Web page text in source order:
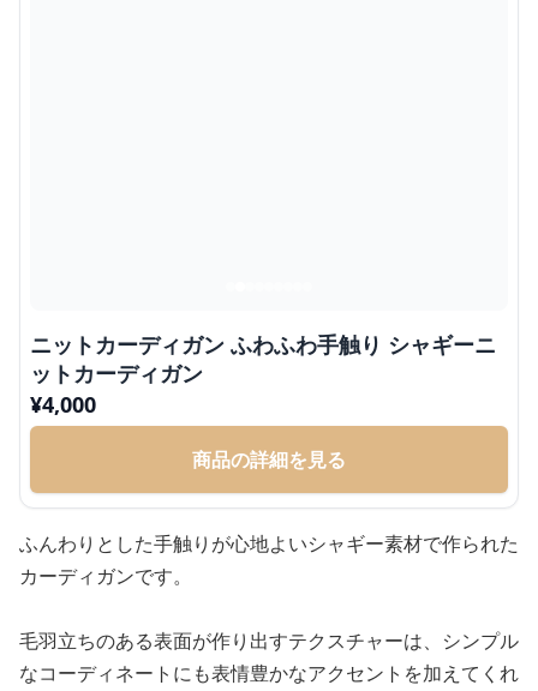
ニットカーディガン ふわふわ手触り シャギーニ
ットカーディガン
¥4,000
商品の詳細を見る
ふんわりとした手触りが心地よいシャギー素材で作られた
カーディガンです。
毛羽立ちのある表面が作り出すテクスチャーは、シンプル
なコーディネートにも表情豊かなアクセントを加えてくれ